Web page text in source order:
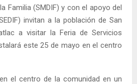
Familia (SMDIF) y con el apoyo del
invitan a la población de San
a visitar la Feria de Servicios
este 25 de mayo en el centro
el centro de la comunidad en un